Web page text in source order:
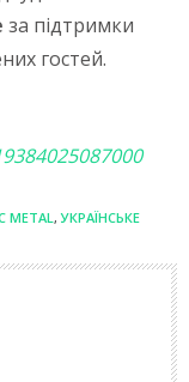
за підтримки
гостей.
METAL ,УКРАЇНСЬКЕ